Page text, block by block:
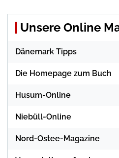
Unsere Online
Dänemark Tipps
Die Homepage zum Buch
Husum-Online
Niebüll-Online
Nord-Ostee-Magazine